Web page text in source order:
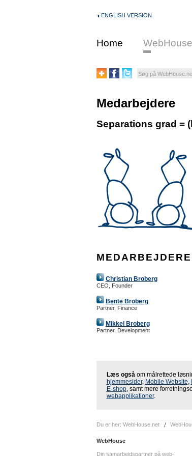
ENGLISH VERSION
Home WebHouse
Medarbejdere
Separations grad =
Christian Broberg
CEO, Founder
Bente Broberg
Partner, Finance
Mikkel Broberg
Partner, Development
Læs ogsåom målrettede
hjemmesider, Mobile Website,
E-shop, samt mere
webapplikationer.
Du er her: WebHouse.net
WebHouse
Din samarbejdspartner på web-